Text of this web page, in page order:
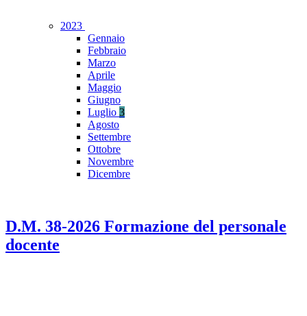
2023
Gennaio
Febbraio
Marzo
Aprile
Maggio
Giugno
Luglio 3
Agosto
Settembre
Ottobre
Novembre
Dicembre
D.M. 38-2026 Formazione del personale
docente